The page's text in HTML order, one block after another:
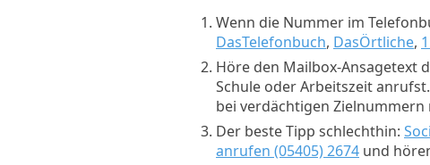
Wenn die Nummer im
DasTelefonbuch, DasÖrtliche,
Höre den Mailbox-Ansagetext
Schule oder Arbeitszeit
bei verdächtigen
Der beste Tipp schlechthin:
anrufen (05405) 2674 und